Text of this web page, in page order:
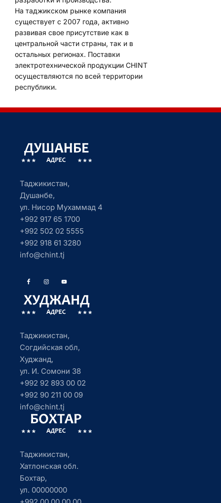
На таджикском рынке компания
существует с 2007 года, активно
развивая свое присутствие как в
центральной части страны, так и в
остальных регионах. Поставки
электротехнической продукции CHINT
осуществляются по всей территории
республики.
Таджикистан,
Душанбе,
ул. Нисор Мухаммад 4
+992 917 65 1700
+992 502 02 5555
+992 918 61 3280
info@chint.tj
Таджикистан,
Согдийская обл,
Худжанд,
ул. И. Сомони 38
+992 92 893 00 02
+992 90 211 00 09
info@chint.tj
Таджикистан,
Хатлонская обл.
Бохтар,
ул. 00000000